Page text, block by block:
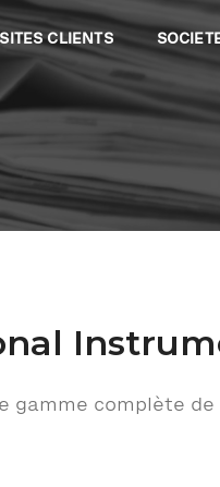
CLIENTS
gamme complète